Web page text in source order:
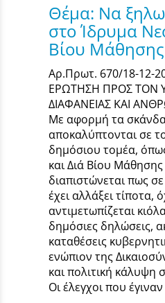
Θέμα: Να
στο Ίδρυμα
Βίου Μάθησης
Αρ.Πρωτ. 670/18-12-
ΕΡΩΤΗΣΗ ΠΡΟΣ ΤΟΝ
ΔΙΑΦΑΝΕΙΑΣ ΚΑΙ
Με αφορμή τα
αποκαλύπτονται σε
δημόσιου τομέα,
και Διά Βίου
διαπιστώνεται πως
έχει αλλάξει τίποτα,
αντιμετωπίζεται
δημόσιες δηλώσεις,
καταθέσεις
ενώπιον της
και πολιτική κάλυψη
Οι έλεγχοι που